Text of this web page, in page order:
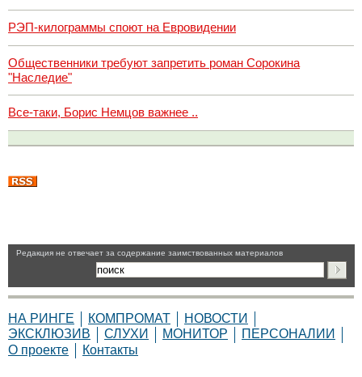
РЭП-килограммы споют на Евровидении
Общественники требуют запретить роман Сорокина
"Наследие"
Все-таки, Борис Немцов важнее ..
Pедакция не отвечает за содержание заимствованных материалов
НА РИНГЕ КОМПРОМАТ
НОВОСТИ
ЭКСКЛЮЗИВ
СЛУХИ МОНИТОР
ПЕРСОНАЛИИ
О проекте
Контакты